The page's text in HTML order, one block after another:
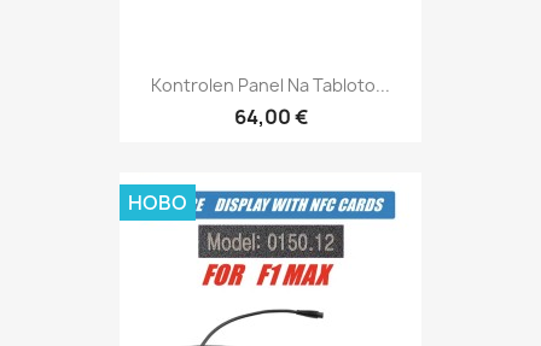
Kontrolen Panel Na Tabloto...
64,00 €
НОВО